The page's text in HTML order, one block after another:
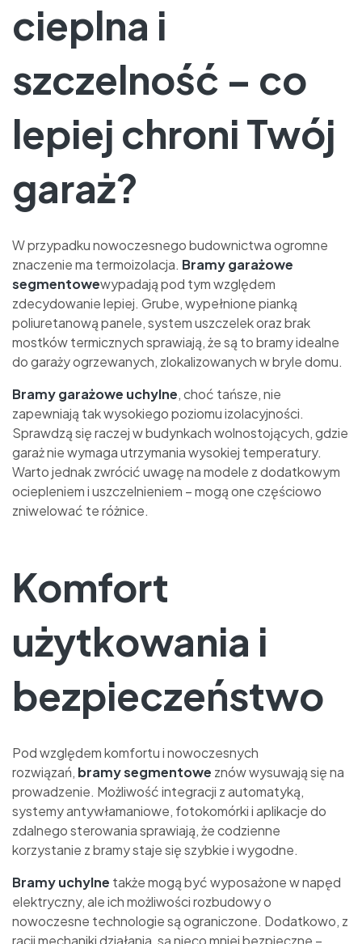
cieplna i
szczelność – co
lepiej chroni Twój
garaż?
W przypadku nowoczesnego budownictwa ogromne
znaczenie ma termoizolacja. Bramy garażowe
segmentowewypadają pod tym względem
zdecydowanie lepiej. Grube, wypełnione pianką
poliuretanową panele, system uszczelek oraz brak
mostków termicznych sprawiają, że są to bramy idealne
do garaży ogrzewanych, zlokalizowanych w bryle domu.
Bramy garażowe uchylne, choć tańsze, nie
zapewniają tak wysokiego poziomu izolacyjności.
Sprawdzą się raczej w budynkach wolnostojących, gdzie
garaż nie wymaga utrzymania wysokiej temperatury.
Warto jednak zwrócić uwagę na modele z dodatkowym
ociepleniem i uszczelnieniem – mogą one częściowo
zniwelować te różnice.
Komfort
użytkowania i
bezpieczeństwo
Pod względem komfortu i nowoczesnych
rozwiązań, bramy segmentowe znów wysuwają się na
prowadzenie. Możliwość integracji z automatyką,
systemy antywłamaniowe, fotokomórki i aplikacje do
zdalnego sterowania sprawiają, że codzienne
korzystanie z bramy staje się szybkie i wygodne.
Bramy uchylne także mogą być wyposażone w napęd
elektryczny, ale ich możliwości rozbudowy o
nowoczesne technologie są ograniczone. Dodatkowo, z
racji mechaniki działania, są nieco mniej bezpieczne –